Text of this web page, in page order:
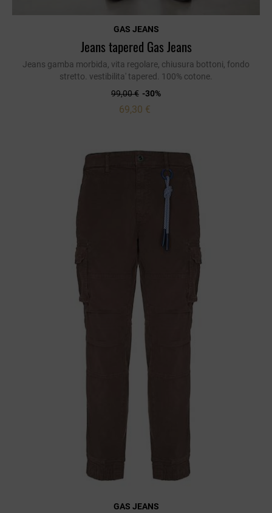
GAS JEANS
Jeans tapered Gas Jeans
Jeans gamba morbida, vita regolare, chiusura bottoni, fondo
stretto. vestibilita' tapered. 100% cotone.
99,00 € -30%
69,30 €
GAS JEANS